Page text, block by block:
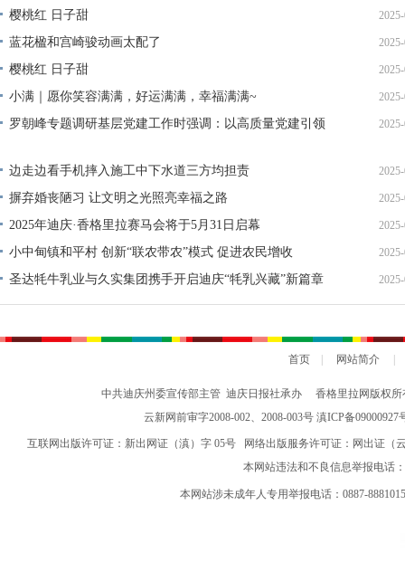
樱桃红 日子甜
蓝花楹和宫崎骏动画太配了
樱桃红 日子甜
小满｜愿你笑容满满，好运满满，幸福满满~
罗朝峰专题调研基层党建工作时强调：以高质量党建引领
边走边看手机摔入施工中下水道三方均担责
摒弃婚丧陋习 让文明之光照亮幸福之路
2025年迪庆·香格里拉赛马会将于5月31日启幕
小中甸镇和平村 创新“联农带农”模式 促进农民增收
圣达牦牛乳业与久实集团携手开启迪庆“牦乳兴藏”新篇章